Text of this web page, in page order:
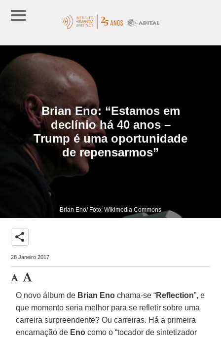
Brian Eno: “Estamos em
declínio há 40 anos –
Trump é uma oportunidade
de repensarmos”
Brian Eno/ Foto: Wikimedia Commons
share
28 Janeiro 2017
O novo álbum de Brian Eno chama-se “Reflection”, e
que momento seria melhor para se refletir sobre uma
carreira surpreendente? Ou carreiras. Há a primeira
encarnação de Eno como o “tocador de sintetizador